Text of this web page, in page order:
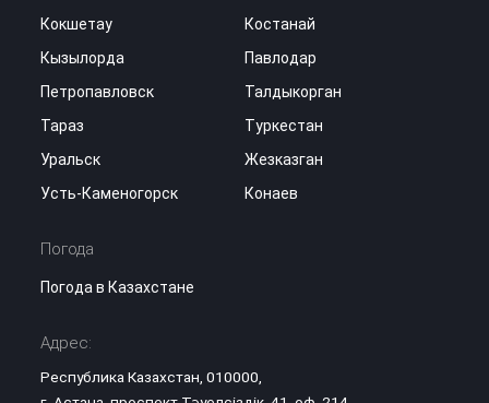
Кокшетау
Костанай
Кызылорда
Павлодар
Петропавловск
Талдыкорган
Тараз
Туркестан
Уральск
Жезказган
Усть-Каменогорск
Конаев
Погода
Погода в Казахстане
Адрес:
Республика Казахстан, 010000,